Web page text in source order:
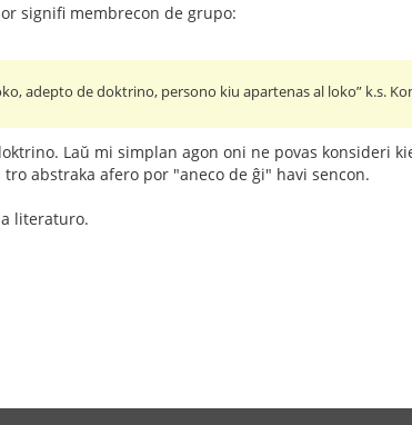
signifi membrecon de grupo:
adepto de doktrino, persono kiu apartenas al loko” k.s.
Laŭ mi simplan agon oni ne povas konsideri
abstraka afero por "aneco de ĝi" havi sencon.
literaturo.